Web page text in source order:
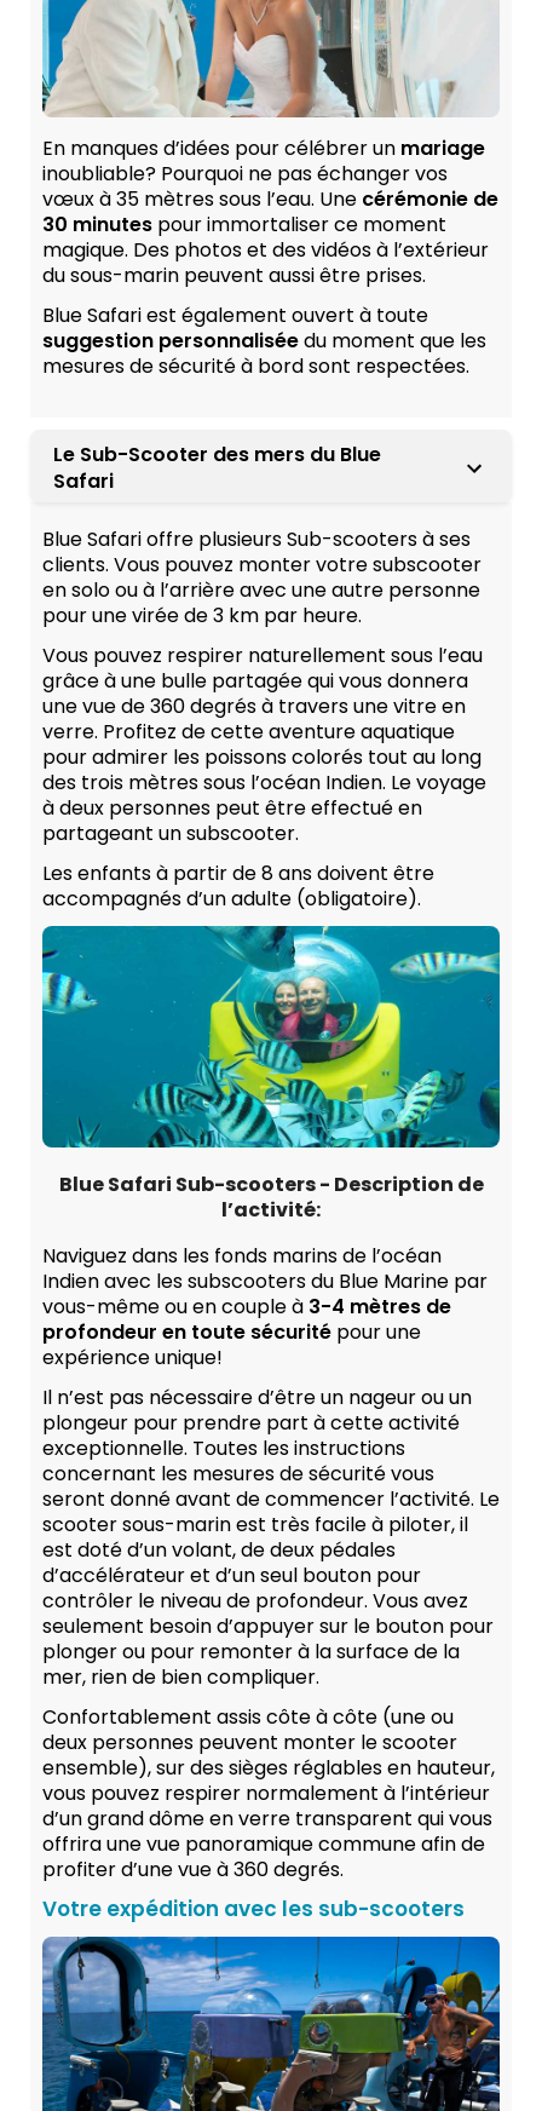
En manques d’idées pour célébrer un mariage
inoubliable? Pourquoi ne pas échanger vos
vœux à 35 mètres sous l’eau. Une cérémonie de
30 minutes pour immortaliser ce moment
magique. Des photos et des vidéos à l’extérieur
du sous-marin peuvent aussi être prises.
Blue Safari est également ouvert à toute
suggestion personnaliséedu moment que les
mesures de sécurité à bord sont respectées.
Le Sub-Scooter des mers du Blue
Safari
Blue Safari offre plusieurs Sub-scooters à ses
clients. Vous pouvez monter votre subscooter
en solo ou à l’arrière avec une autre personne
pour une virée de 3 km par heure.
Vous pouvez respirer naturellement sous l’eau
grâce à une bulle partagée qui vous donnera
une vue de 360 degrés à travers une vitre en
verre. Profitez de cette aventure aquatique
pour admirer les poissons colorés tout au long
des trois mètres sous l’océan Indien. Le voyage
à deux personnes peut être effectué en
partageant un subscooter.
Les enfants à partir de 8 ans doivent être
accompagnés d’un adulte (obligatoire).
Blue Safari Sub-scooters - Description de
l’activité:
Naviguez dans les fonds marins de l’océan
Indien avec les subscooters du Blue Marine par
vous-même ou en couple à 3-4 mètres de
profondeur en toute sécurité pour une
expérience unique!
Il n’est pas nécessaire d’être un nageur ou un
plongeur pour prendre part à cette activité
exceptionnelle. Toutes les instructions
concernant les mesures de sécurité vous
seront donné avant de commencer l’activité. Le
scooter sous-marin est très facile à piloter, il
est doté d’un volant, de deux pédales
d’accélérateur et d’un seul bouton pour
contrôler le niveau de profondeur. Vous avez
seulement besoin d’appuyer sur le bouton pour
plonger ou pour remonter à la surface de la
mer, rien de bien compliquer.
Confortablement assis côte à côte (une ou
deux personnes peuvent monter le scooter
ensemble), sur des sièges réglables en hauteur,
vous pouvez respirer normalement à l’intérieur
d’un grand dôme en verre transparent qui vous
offrira une vue panoramique commune afin de
profiter d’une vue à 360 degrés.
Votre expédition avec les sub-scooters